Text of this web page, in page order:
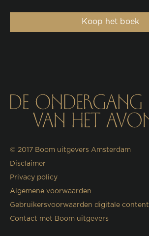
Koop het boek
© 2017 Boom uitgevers Amsterdam
Disclaimer
Privacy policy
Algemene voorwaarden
Gebruikersvoorwaarden digitale content
Contact met Boom uitgevers